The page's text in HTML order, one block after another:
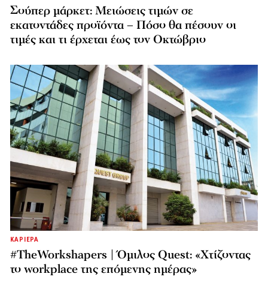
Σούπερ μάρκετ: Μειώσεις τιμών σε
εκατοντάδες προϊόντα – Πόσο θα πέσουν οι
τιμές και τι έρχεται έως τον Οκτώβριο
ΚΑΡΙΕΡΑ
#TheWorkshapers | Όμιλος Quest: «Χτίζοντας
το workplace της επόμενης ημέρας»